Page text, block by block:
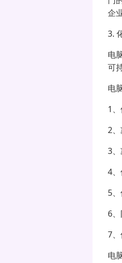
企
3.
电
可
电
1
2
3
4
5
6
7
电